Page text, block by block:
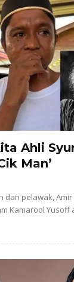
Ahli
Man’
dan pelawak,
Kamarool Yusoff